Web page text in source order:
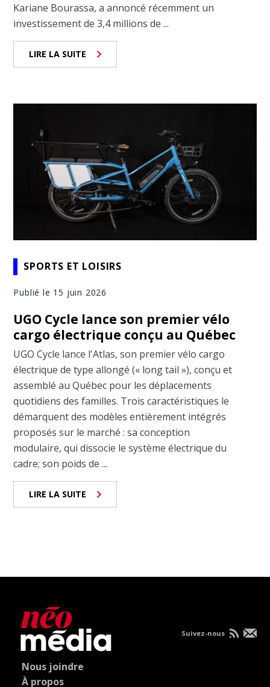
Kariane Bourassa, a annoncé récemment un
investissement de 3,4 millions de ...
LIRE LA SUITE
SPORTS ET LOISIRS
Publié le 15 juin 2026
UGO Cycle lance son premier vélo
cargo électrique conçu au Québec
UGO Cycle lance l'Atlas, son premier vélo cargo
électrique de type allongé (« long tail »), conçu et
assemblé au Québec pour les déplacements
quotidiens des familles. Trois caractéristiques le
démarquent des modèles entièrement intégrés
proposés sur le marché : sa conception
modulaire, qui dissocie le système électrique du
cadre; son poids de ...
LIRE LA SUITE
Nous joindre
À propos
Suivez-nous